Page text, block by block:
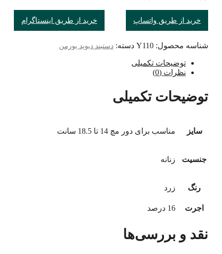
خرید از طریق واتساپ خرید از طریق اینستاگرام
شناسه محصول: Y110 دسته: دستبند دیوید یورمن
توضیحات تکمیلی
نظرات (0)
توضیحات تکمیلی
سایز مناسب برای دور مچ 14 تا 18.5 سانت
جنسیت زنانه
رنگ زرد
اجرت 16 درصد
نقد و بررسی‌ها